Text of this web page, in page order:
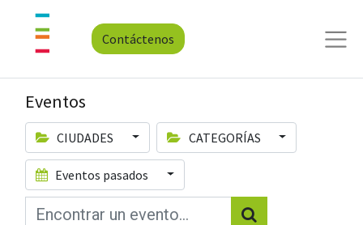
Contáctenos
Eventos
CIUDADES CATEGORÍAS
Eventos pasados